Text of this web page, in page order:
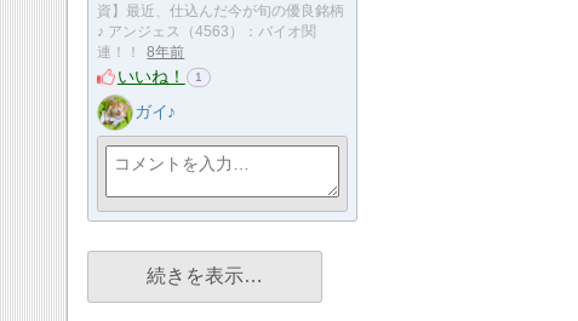
資】最近、仕込んだ今が旬の優良銘柄
♪ アンジェス（4563）：バイオ関
連！！
8年前
いいね！ 1
ガイ♪
続きを表示…